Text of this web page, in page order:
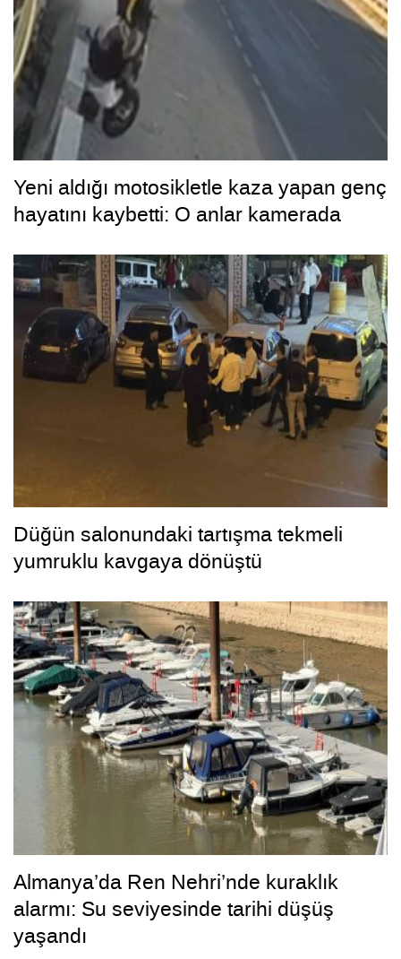
Yeni aldığı motosikletle kaza yapan genç
hayatını kaybetti: O anlar kamerada
Düğün salonundaki tartışma tekmeli
yumruklu kavgaya dönüştü
Almanya’da Ren Nehri’nde kuraklık
alarmı: Su seviyesinde tarihi düşüş
yaşandı